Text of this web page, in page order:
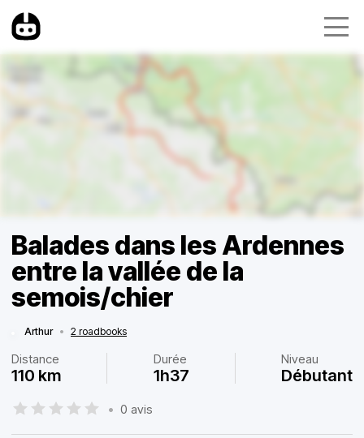
Balades dans les Ardennes
entre la vallée de la
semois/chier
Arthur • 2 roadbooks
Distance
110 km
Durée
1h37
Niveau
Débutant
• 0 avis